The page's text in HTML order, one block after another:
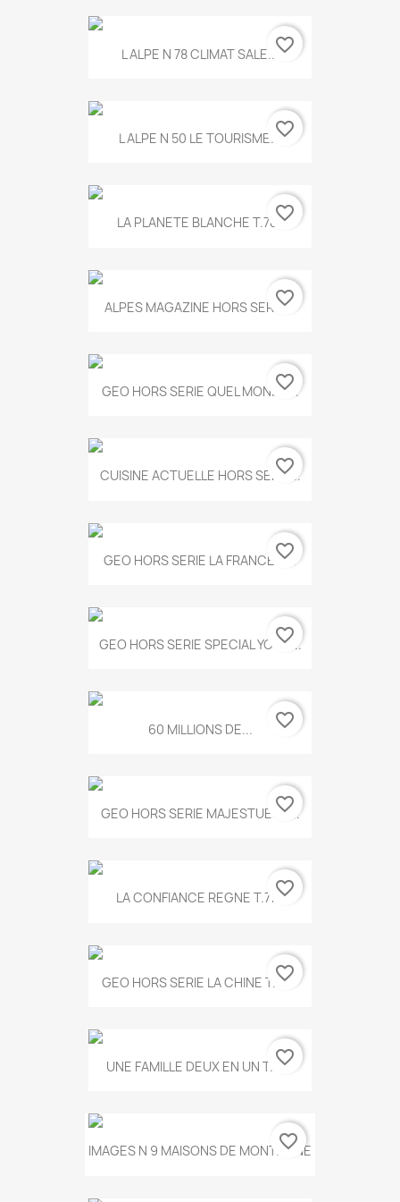
L ALPE N 78 CLIMAT SALE...favorite_border
L ALPE N 50 LE TOURISME...favorite_border
LA PLANETE BLANCHE T.785favorite_border
ALPES MAGAZINE HORS SERIE...
favorite_border
GEO HORS SERIE QUEL MONDE...
favorite_border
CUISINE ACTUELLE HORS SERIE...
favorite_border
GEO HORS SERIE LA FRANCE A...
favorite_border
GEO HORS SERIE SPECIAL YOGA...
favorite_border
60 MILLIONS DE... favorite_border
GEO HORS SERIE MAJESTUEUX...
favorite_border
LA CONFIANCE REGNE T.778favorite_border
GEO HORS SERIE LA CHINE T.497
favorite_border
UNE FAMILLE DEUX EN UN T.675
favorite_border
IMAGES N 9 MAISONS DE MONTAGNE
favorite_border